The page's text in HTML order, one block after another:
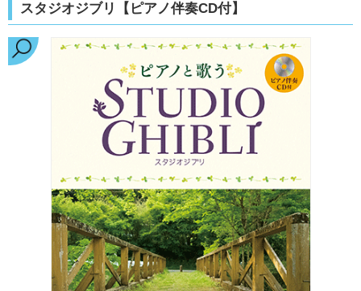
スタジオジブリ【ピアノ伴奏CD付】